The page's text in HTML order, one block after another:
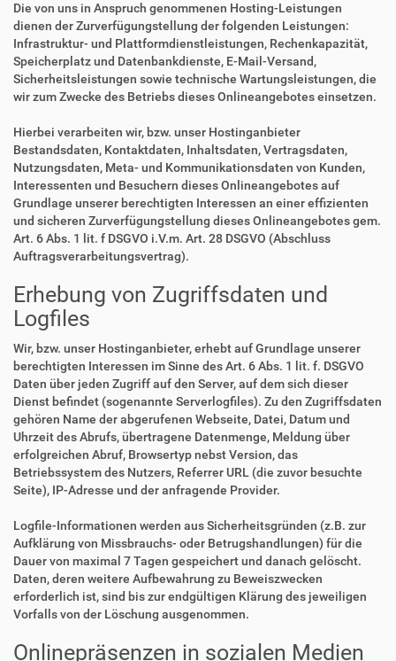
Die von uns in Anspruch genommenen Hosting-Leistungen
dienen der Zurverfügungstellung der folgenden Leistungen:
Infrastruktur- und Plattformdienstleistungen, Rechenkapazität,
Speicherplatz und Datenbankdienste, E-Mail-Versand,
Sicherheitsleistungen sowie technische Wartungsleistungen, die
wir zum Zwecke des Betriebs dieses Onlineangebotes einsetzen.
Hierbei verarbeiten wir, bzw. unser Hostinganbieter
Bestandsdaten, Kontaktdaten, Inhaltsdaten, Vertragsdaten,
Nutzungsdaten, Meta- und Kommunikationsdaten von Kunden,
Interessenten und Besuchern dieses Onlineangebotes auf
Grundlage unserer berechtigten Interessen an einer effizienten
und sicheren Zurverfügungstellung dieses Onlineangebotes gem.
Art. 6 Abs. 1 lit. f DSGVO i.V.m. Art. 28 DSGVO (Abschluss
Auftragsverarbeitungsvertrag).
Erhebung von Zugriffsdaten und
Logfiles
Wir, bzw. unser Hostinganbieter, erhebt auf Grundlage unserer
berechtigten Interessen im Sinne des Art. 6 Abs. 1 lit. f. DSGVO
Daten über jeden Zugriff auf den Server, auf dem sich dieser
Dienst befindet (sogenannte Serverlogfiles). Zu den Zugriffsdaten
gehören Name der abgerufenen Webseite, Datei, Datum und
Uhrzeit des Abrufs, übertragene Datenmenge, Meldung über
erfolgreichen Abruf, Browsertyp nebst Version, das
Betriebssystem des Nutzers, Referrer URL (die zuvor besuchte
Seite), IP-Adresse und der anfragende Provider.
Logfile-Informationen werden aus Sicherheitsgründen (z.B. zur
Aufklärung von Missbrauchs- oder Betrugshandlungen) für die
Dauer von maximal 7 Tagen gespeichert und danach gelöscht.
Daten, deren weitere Aufbewahrung zu Beweiszwecken
erforderlich ist, sind bis zur endgültigen Klärung des jeweiligen
Vorfalls von der Löschung ausgenommen.
Onlinepräsenzen in sozialen Medien